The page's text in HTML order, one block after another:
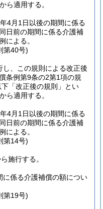
ら適用する。
4月1日以後の期間に係る
日前の期間に係る介護補
による。
第40号)
し、この規則による改正後
条例第9条の2第1項の規
下「改正後の規則」とい
ら適用する。
4月1日以後の期間に係る
日前の期間に係る介護補
による。
第14号)
施行する。
に係る介護補償の額につい
第19号)